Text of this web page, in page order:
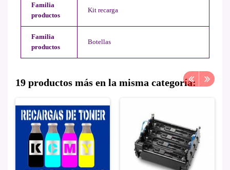
Familia
productos
Kit recarga
Familia
productos
Botellas
19 productos más en la misma categoría: